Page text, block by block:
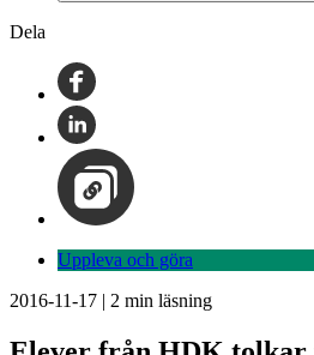
Dela
Uppleva och göra
2016-11-17 | 2 min läsning